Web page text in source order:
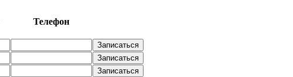
Телефон